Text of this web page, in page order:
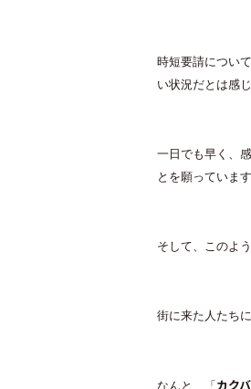
時短要請につい
い状況だとは感じ
一日でも早く、
とを願っています
そして、このよ
街に来た人たち
なんと、「 カク